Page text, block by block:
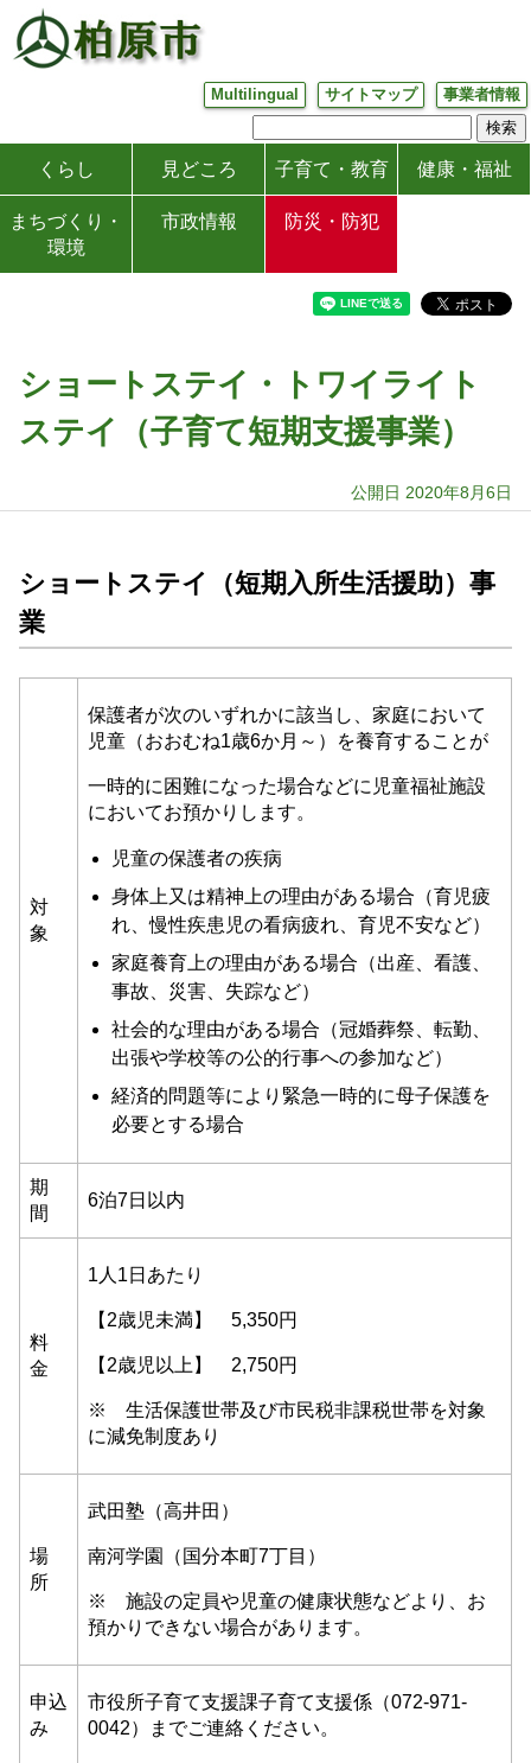
Multilingual サイトマップ 事業者情報
くらし 見どころ 子育て・教育 健康・福祉
まちづくり・
環境
市政情報 防災・防犯
ショートステイ・トワイライト
ステイ（子育て短期支援事業）
公開日 2020年8月6日
ショートステイ（短期入所生活援助）事
業
対
象
保護者が次のいずれかに該当し、家庭において
児童（おおむね1歳6か月～）を養育することが
一時的に困難になった場合などに児童福祉施設
においてお預かりします。
児童の保護者の疾病
身体上又は精神上の理由がある場合（育児疲
れ、慢性疾患児の看病疲れ、育児不安など）
家庭養育上の理由がある場合（出産、看護、
事故、災害、失踪など）
社会的な理由がある場合（冠婚葬祭、転勤、
出張や学校等の公的行事への参加など）
経済的問題等により緊急一時的に母子保護を
必要とする場合
期
間
6泊7日以内
料
金
1人1日あたり
【2歳児未満】 5,350円
【2歳児以上】 2,750円
※ 生活保護世帯及び市民税非課税世帯を対象
に減免制度あり
場
所
武田塾（高井田）
南河学園（国分本町7丁目）
※ 施設の定員や児童の健康状態などより、お
預かりできない場合があります。
申込
み
市役所子育て支援課子育て支援係（072-971-
0042）までご連絡ください。